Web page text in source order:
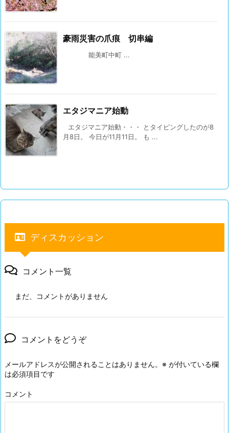
豪雨災害の爪痕 切串編
能美町中町 ...
エタジマニア始動
エタジマニア始動・・・ とタイピングしたのが8
月8日。 今日が11月11日。 も ...
ディスカッション
コメント一覧
まだ、コメントがありません
コメントをどうぞ
メールアドレスが公開されることはありません。 ※ が付いている欄
は必須項目です
コメント